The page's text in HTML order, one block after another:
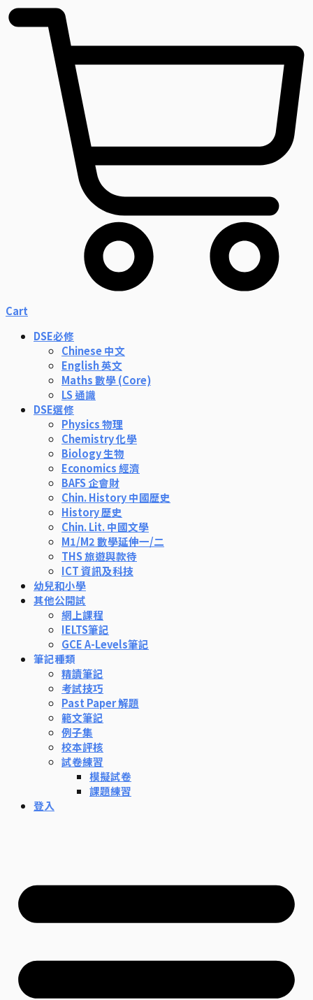
Cart
DSE必修
Chinese 中文
English 英文
Maths 數學 (Core)
LS 通識
DSE選修
Physics 物理
Chemistry 化學
Biology 生物
Economics 經濟
BAFS 企會財
Chin. History 中國歷史
History 歷史
Chin. Lit. 中國文學
M1/M2 數學延伸一/二
THS 旅遊與款待
ICT 資訊及科技
幼兒和小學
其他公開試
網上課程
IELTS筆記
GCE A-Levels筆記
筆記種類
精讀筆記
考試技巧
Past Paper 解題
範文筆記
例子集
校本評核
試卷練習
模擬試卷
課題練習
登入